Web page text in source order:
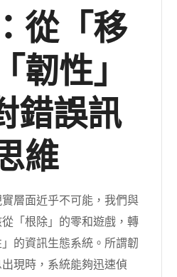
從「移
韌性」
誤訊
維
層面近乎不可能，我們與
「根除」的零和遊戲，轉
的資訊生態系統。所謂韌
現時，系統能夠迅速偵